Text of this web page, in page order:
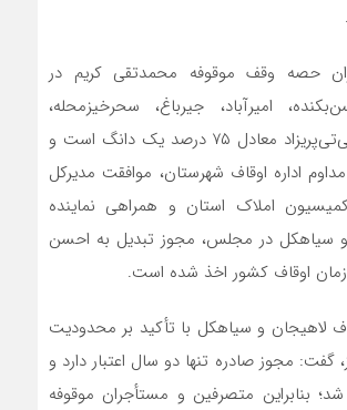
حصه وقف موقوفه محمدتقی کریم در
امیرآباد، جیرباغ، سحرخیزمحله،
حسنعلی‌ده و تی‌تی‌پریزاد معادل ۷۵ درصد یک دانگ است و
اداره اوقاف شهرستان، موافقت مدیرکل
املاک استان و همراهی نماینده
و سیاهکل در مجلس، مجوز تبدیل به احسن
اوقاف کشور اخذ شده است.
لاهیجان و سیاهکل با تأکید بر محدودیت
گفت: مجوز صادره تنها دو سال اعتبار دارد و
بنابراین متصرفین و مستأجران موقوفه